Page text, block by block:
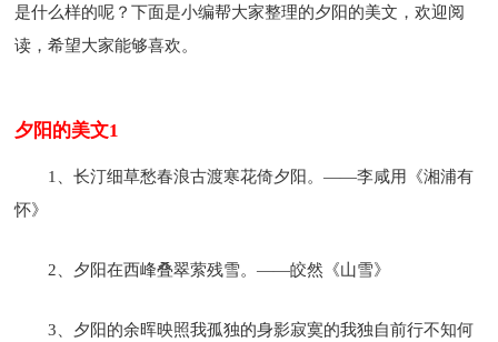
是什么样的呢？下面是小编帮大家整理的夕阳的美文，欢迎阅
读，希望大家能够喜欢。
夕阳的美文1
1、长汀细草愁春浪古渡寒花倚夕阳。——李咸用《湘浦有
怀》
2、夕阳在西峰叠翠萦残雪。——皎然《山雪》
3、夕阳的余晖映照我孤独的身影寂寞的我独自前行不知何